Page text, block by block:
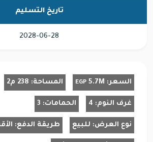
تاريخ التسليم
2028-06-28
السعر: 5.7M
EGP المساحة: 238 م2
غرف النوم: 4 الحمامات: 3
نوع العرض: للبيع طريقة الدفع: